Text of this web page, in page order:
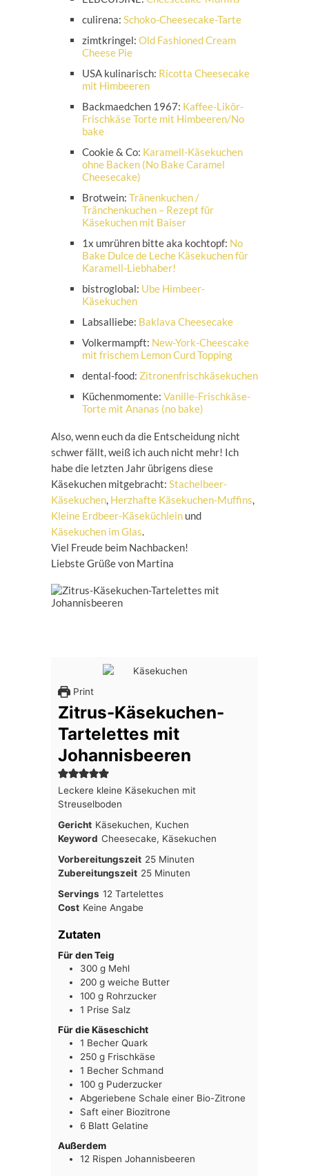
culirena: Schoko-Cheesecake-Tarte
zimtkringel: Old Fashioned Cream
Cheese Pie
USA kulinarisch: Ricotta Cheesecake
mit Himbeeren
Backmaedchen 1967: Kaffee-Likör-
Frischkäse Torte mit Himbeeren/No
bake
Cookie & Co: Karamell-Käsekuchen
ohne Backen (No Bake Caramel
Cheesecake)
Brotwein: Tränenkuchen /
Tränchenkuchen – Rezept für
Käsekuchen mit Baiser
1x umrühren bitte aka kochtopf: No
Bake Dulce de Leche Käsekuchen für
Karamell-Liebhaber!
bistroglobal: Ube Himbeer-
Käsekuchen
Labsalliebe: Baklava Cheesecake
Volkermampft: New-York-Cheescake
mit frischem Lemon Curd Topping
dental-food: Zitronenfrischkäsekuchen
Küchenmomente: Vanille-Frischkäse-
Torte mit Ananas (no bake)
Also, wenn euch da die Entscheidung nicht
schwer fällt, weiß ich auch nicht mehr! Ich
habe die letzten Jahr übrigens diese
Käsekuchen mitgebracht: Stachelbeer-
Käsekuchen, Herzhafte Käsekuchen-Muffins,
Kleine Erdbeer-Käseküchlein und
Käsekuchen im Glas.
Viel Freude beim Nachbacken!
Liebste Grüße von Martina
Print
Zitrus-Käsekuchen-
Tartelettes mit
Johannisbeeren
Leckere kleine Käsekuchen mit
Streuselboden
Gericht Käsekuchen, Kuchen
Keyword Cheesecake, Käsekuchen
Vorbereitungszeit 25Minuten
Minuten
Zubereitungszeit 25Minuten
Minuten
Servings 12 Tartelettes
Cost Keine Angabe
Zutaten
Für den Teig
300 g Mehl
200 g weiche Butter
100 g Rohrzucker
1 Prise Salz
Für die Käseschicht
1 Becher Quark
250 g Frischkäse
1 Becher Schmand
100 g Puderzucker
Abgeriebene Schale einer Bio-Zitrone
Saft einer Biozitrone
6 Blatt Gelatine
Außerdem
12 Rispen Johannisbeeren